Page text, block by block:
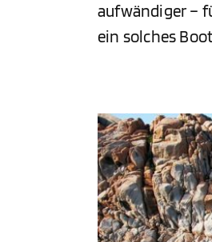
aufwändiger –
ein solches